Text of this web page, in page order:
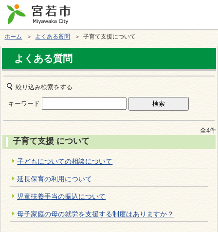
ホーム ＞ よくある質問 ＞ 子育て支援について
よくある質問
絞り込み検索をする
キーワード
全4件
子育て支援 について
子どもについての相談について
延長保育の利用について
児童扶養手当の振込について
母子家庭の母の就労を支援する制度はありますか？